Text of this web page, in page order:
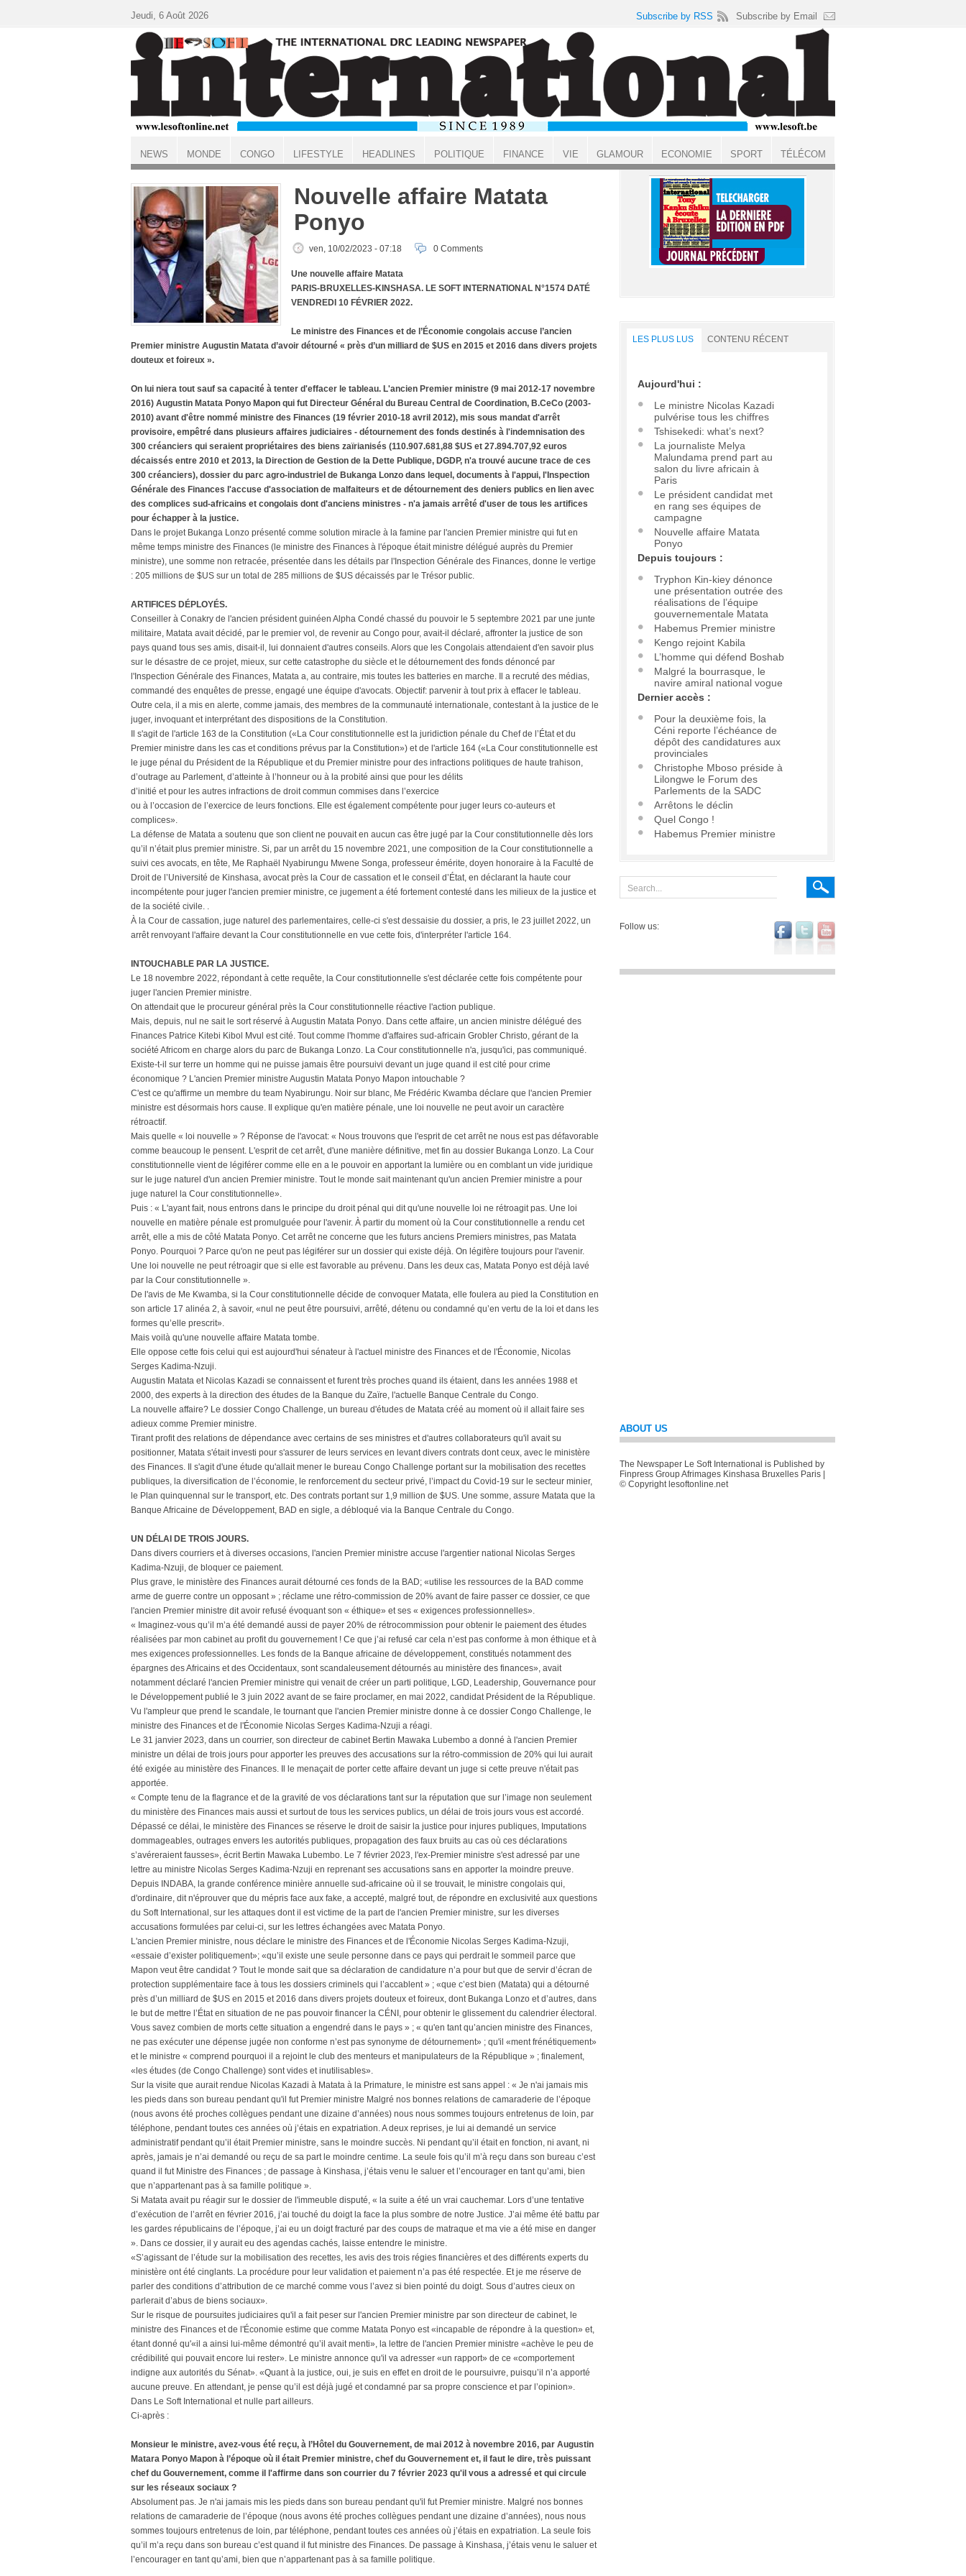
ACCUEIL
Nouvelle affaire Matata
Ponyo
ven, 10/02/2023 - 07:18 0 Comments
Une nouvelle affaire Matata
PARIS-BRUXELLES-KINSHASA. LE SOFT INTERNATIONAL N°1574 DATÉ
VENDREDI 10 FÉVRIER 2022.
Le ministre des Finances et de l’Économie congolais accuse l’ancien
Premier ministre Augustin Matata d’avoir détourné « près d’un milliard de $US en 2015 et 2016 dans divers projets
douteux et foireux ».
On lui niera tout sauf sa capacité à tenter d'effacer le tableau. L'ancien Premier ministre (9 mai 2012-17 novembre
2016) Augustin Matata Ponyo Mapon qui fut Directeur Général du Bureau Central de Coordination, B.CeCo (2003-
2010) avant d'être nommé ministre des Finances (19 février 2010-18 avril 2012), mis sous mandat d'arrêt
provisoire, empêtré dans plusieurs affaires judiciaires - détournement des fonds destinés à l'indemnisation des
300 créanciers qui seraient propriétaires des biens zaïrianisés (110.907.681,88 $US et 27.894.707,92 euros
décaissés entre 2010 et 2013, la Direction de Gestion de la Dette Publique, DGDP, n'a trouvé aucune trace de ces
300 créanciers), dossier du parc agro-industriel de Bukanga Lonzo dans lequel, documents à l'appui, l'Inspection
Générale des Finances l'accuse d'association de malfaiteurs et de détournement des deniers publics en lien avec
des complices sud-africains et congolais dont d'anciens ministres - n'a jamais arrêté d'user de tous les artifices
pour échapper à la justice.
Dans le projet Bukanga Lonzo présenté comme solution miracle à la famine par l'ancien Premier ministre qui fut en
même temps ministre des Finances (le ministre des Finances à l'époque était ministre délégué auprès du Premier
ministre), une somme non retracée, présentée dans les détails par l'Inspection Générale des Finances, donne le vertige
: 205 millions de $US sur un total de 285 millions de $US décaissés par le Trésor public.
ARTIFICES DÉPLOYÉS.
Conseiller à Conakry de l'ancien président guinéen Alpha Condé chassé du pouvoir le 5 septembre 2021 par une junte
militaire, Matata avait décidé, par le premier vol, de revenir au Congo pour, avait-il déclaré, affronter la justice de son
pays quand tous ses amis, disait-il, lui donnaient d'autres conseils. Alors que les Congolais attendaient d'en savoir plus
sur le désastre de ce projet, mieux, sur cette catastrophe du siècle et le détournement des fonds dénoncé par
l'Inspection Générale des Finances, Matata a, au contraire, mis toutes les batteries en marche. Il a recruté des médias,
commandé des enquêtes de presse, engagé une équipe d'avocats. Objectif: parvenir à tout prix à effacer le tableau.
Outre cela, il a mis en alerte, comme jamais, des membres de la communauté internationale, contestant à la justice de le
juger, invoquant et interprétant des dispositions de la Constitution.
Il s'agit de l'article 163 de la Constitution («La Cour constitutionnelle est la juridiction pénale du Chef de l’État et du
Premier ministre dans les cas et conditions prévus par la Constitution») et de l'article 164 («La Cour constitutionnelle est
le juge pénal du Président de la République et du Premier ministre pour des infractions politiques de haute trahison,
d’outrage au Parlement, d’atteinte à l’honneur ou à la probité ainsi que pour les délits
d’initié et pour les autres infractions de droit commun commises dans l’exercice
ou à l’occasion de l’exercice de leurs fonctions. Elle est également compétente pour juger leurs co-auteurs et
complices».
La défense de Matata a soutenu que son client ne pouvait en aucun cas être jugé par la Cour constitutionnelle dès lors
qu’il n’était plus premier ministre. Si, par un arrêt du 15 novembre 2021, une composition de la Cour constitutionnelle a
suivi ces avocats, en tête, Me Raphaël Nyabirungu Mwene Songa, professeur émérite, doyen honoraire à la Faculté de
Droit de l’Université de Kinshasa, avocat près la Cour de cassation et le conseil d’État, en déclarant la haute cour
incompétente pour juger l'ancien premier ministre, ce jugement a été fortement contesté dans les milieux de la justice et
de la société civile. .
À la Cour de cassation, juge naturel des parlementaires, celle-ci s'est dessaisie du dossier, a pris, le 23 juillet 2022, un
arrêt renvoyant l'affaire devant la Cour constitutionnelle en vue cette fois, d'interpréter l'article 164.
INTOUCHABLE PAR LA JUSTICE.
Le 18 novembre 2022, répondant à cette requête, la Cour constitutionnelle s'est déclarée cette fois compétente pour
juger l'ancien Premier ministre.
On attendait que le procureur général près la Cour constitutionnelle réactive l'action publique.
Mais, depuis, nul ne sait le sort réservé à Augustin Matata Ponyo. Dans cette affaire, un ancien ministre délégué des
Finances Patrice Kitebi Kibol Mvul est cité. Tout comme l'homme d'affaires sud-africain Grobler Christo, gérant de la
société Africom en charge alors du parc de Bukanga Lonzo. La Cour constitutionnelle n'a, jusqu'ici, pas communiqué.
Existe-t-il sur terre un homme qui ne puisse jamais être poursuivi devant un juge quand il est cité pour crime
économique ? L'ancien Premier ministre Augustin Matata Ponyo Mapon intouchable ?
C'est ce qu'affirme un membre du team Nyabirungu. Noir sur blanc, Me Frédéric Kwamba déclare que l'ancien Premier
ministre est désormais hors cause. Il explique qu'en matière pénale, une loi nouvelle ne peut avoir un caractère
rétroactif.
Mais quelle « loi nouvelle » ? Réponse de l'avocat: « Nous trouvons que l'esprit de cet arrêt ne nous est pas défavorable
comme beaucoup le pensent. L'esprit de cet arrêt, d'une manière définitive, met fin au dossier Bukanga Lonzo. La Cour
constitutionnelle vient de légiférer comme elle en a le pouvoir en apportant la lumière ou en comblant un vide juridique
sur le juge naturel d'un ancien Premier ministre. Tout le monde sait maintenant qu'un ancien Premier ministre a pour
juge naturel la Cour constitutionnelle».
Puis : « L'ayant fait, nous entrons dans le principe du droit pénal qui dit qu'une nouvelle loi ne rétroagit pas. Une loi
nouvelle en matière pénale est promulguée pour l'avenir. À partir du moment où la Cour constitutionnelle a rendu cet
arrêt, elle a mis de côté Matata Ponyo. Cet arrêt ne concerne que les futurs anciens Premiers ministres, pas Matata
Ponyo. Pourquoi ? Parce qu'on ne peut pas légiférer sur un dossier qui existe déjà. On légifère toujours pour l'avenir.
Une loi nouvelle ne peut rétroagir que si elle est favorable au prévenu. Dans les deux cas, Matata Ponyo est déjà lavé
par la Cour constitutionnelle ».
De l'avis de Me Kwamba, si la Cour constitutionnelle décide de convoquer Matata, elle foulera au pied la Constitution en
son article 17 alinéa 2, à savoir, «nul ne peut être poursuivi, arrêté, détenu ou condamné qu’en vertu de la loi et dans les
formes qu’elle prescrit».
Mais voilà qu'une nouvelle affaire Matata tombe.
Elle oppose cette fois celui qui est aujourd'hui sénateur à l'actuel ministre des Finances et de l'Économie, Nicolas
Serges Kadima-Nzuji.
Augustin Matata et Nicolas Kazadi se connaissent et furent très proches quand ils étaient, dans les années 1988 et
2000, des experts à la direction des études de la Banque du Zaïre, l'actuelle Banque Centrale du Congo.
La nouvelle affaire? Le dossier Congo Challenge, un bureau d'études de Matata créé au moment où il allait faire ses
adieux comme Premier ministre.
Tirant profit des relations de dépendance avec certains de ses ministres et d'autres collaborateurs qu'il avait su
positionner, Matata s'était investi pour s'assurer de leurs services en levant divers contrats dont ceux, avec le ministère
des Finances. Il s'agit d'une étude qu'allait mener le bureau Congo Challenge portant sur la mobilisation des recettes
publiques, la diversification de l’économie, le renforcement du secteur privé, l’impact du Covid-19 sur le secteur minier,
le Plan quinquennal sur le transport, etc. Des contrats portant sur 1,9 million de $US. Une somme, assure Matata que la
Banque Africaine de Développement, BAD en sigle, a débloqué via la Banque Centrale du Congo.
UN DÉLAI DE TROIS JOURS.
Dans divers courriers et à diverses occasions, l'ancien Premier ministre accuse l'argentier national Nicolas Serges
Kadima-Nzuji, de bloquer ce paiement.
Plus grave, le ministère des Finances aurait détourné ces fonds de la BAD; «utilise les ressources de la BAD comme
arme de guerre contre un opposant » ; réclame une rétro-commission de 20% avant de faire passer ce dossier, ce que
l'ancien Premier ministre dit avoir refusé évoquant son « éthique» et ses « exigences professionnelles».
« Imaginez-vous qu’il m’a été demandé aussi de payer 20% de rétrocommission pour obtenir le paiement des études
réalisées par mon cabinet au profit du gouvernement ! Ce que j’ai refusé car cela n’est pas conforme à mon éthique et à
mes exigences professionnelles. Les fonds de la Banque africaine de développement, constitués notamment des
épargnes des Africains et des Occidentaux, sont scandaleusement détournés au ministère des finances», avait
notamment déclaré l'ancien Premier ministre qui venait de créer un parti politique, LGD, Leadership, Gouvernance pour
le Développement publié le 3 juin 2022 avant de se faire proclamer, en mai 2022, candidat Président de la République.
Vu l'ampleur que prend le scandale, le tournant que l'ancien Premier ministre donne à ce dossier Congo Challenge, le
ministre des Finances et de l'Économie Nicolas Serges Kadima-Nzuji a réagi.
Le 31 janvier 2023, dans un courrier, son directeur de cabinet Bertin Mawaka Lubembo a donné à l'ancien Premier
ministre un délai de trois jours pour apporter les preuves des accusations sur la rétro-commission de 20% qui lui aurait
été exigée au ministère des Finances. Il le menaçait de porter cette affaire devant un juge si cette preuve n'était pas
apportée.
« Compte tenu de la flagrance et de la gravité de vos déclarations tant sur la réputation que sur l’image non seulement
du ministère des Finances mais aussi et surtout de tous les services publics, un délai de trois jours vous est accordé.
Dépassé ce délai, le ministère des Finances se réserve le droit de saisir la justice pour injures publiques, Imputations
dommageables, outrages envers les autorités publiques, propagation des faux bruits au cas où ces déclarations
s’avéreraient fausses», écrit Bertin Mawaka Lubembo. Le 7 février 2023, l'ex-Premier ministre s'est adressé par une
lettre au ministre Nicolas Serges Kadima-Nzuji en reprenant ses accusations sans en apporter la moindre preuve.
Depuis INDABA, la grande conférence minière annuelle sud-africaine où il se trouvait, le ministre congolais qui,
d'ordinaire, dit n'éprouver que du mépris face aux fake, a accepté, malgré tout, de répondre en exclusivité aux questions
du Soft International, sur les attaques dont il est victime de la part de l'ancien Premier ministre, sur les diverses
accusations formulées par celui-ci, sur les lettres échangées avec Matata Ponyo.
L'ancien Premier ministre, nous déclare le ministre des Finances et de l'Économie Nicolas Serges Kadima-Nzuji,
«essaie d’exister politiquement»; «qu’il existe une seule personne dans ce pays qui perdrait le sommeil parce que
Mapon veut être candidat ? Tout le monde sait que sa déclaration de candidature n’a pour but que de servir d’écran de
protection supplémentaire face à tous les dossiers criminels qui l’accablent » ; «que c’est bien (Matata) qui a détourné
près d’un milliard de $US en 2015 et 2016 dans divers projets douteux et foireux, dont Bukanga Lonzo et d’autres, dans
le but de mettre l’État en situation de ne pas pouvoir financer la CÉNI, pour obtenir le glissement du calendrier électoral.
Vous savez combien de morts cette situation a engendré dans le pays » ; « qu'en tant qu’ancien ministre des Finances,
ne pas exécuter une dépense jugée non conforme n’est pas synonyme de détournement» ; qu'il «ment frénétiquement»
et le ministre « comprend pourquoi il a rejoint le club des menteurs et manipulateurs de la République » ; finalement,
«les études (de Congo Challenge) sont vides et inutilisables».
Sur la visite que aurait rendue Nicolas Kazadi à Matata à la Primature, le ministre est sans appel : « Je n'ai jamais mis
les pieds dans son bureau pendant qu'il fut Premier ministre Malgré nos bonnes relations de camaraderie de l’époque
(nous avons été proches collègues pendant une dizaine d’années) nous nous sommes toujours entretenus de loin, par
téléphone, pendant toutes ces années où j’étais en expatriation. A deux reprises, je lui ai demandé un service
administratif pendant qu’il était Premier ministre, sans le moindre succès. Ni pendant qu’il était en fonction, ni avant, ni
après, jamais je n’ai demandé ou reçu de sa part le moindre centime. La seule fois qu’il m’à reçu dans son bureau c’est
quand il fut Ministre des Finances ; de passage à Kinshasa, j’étais venu le saluer et l’encourager en tant qu’ami, bien
que n’appartenant pas à sa famille politique ».
Si Matata avait pu réagir sur le dossier de l'immeuble disputé, « la suite a été un vrai cauchemar. Lors d’une tentative
d’exécution de l’arrêt en février 2016, j’ai touché du doigt la face la plus sombre de notre Justice. J’ai même été battu par
les gardes républicains de l’époque, j’ai eu un doigt fracturé par des coups de matraque et ma vie a été mise en danger
». Dans ce dossier, il y aurait eu des agendas cachés, laisse entendre le ministre.
«S’agissant de l’étude sur la mobilisation des recettes, les avis des trois régies financières et des différents experts du
ministère ont été cinglants. La procédure pour leur validation et paiement n’a pas été respectée. Et je me réserve de
parler des conditions d’attribution de ce marché comme vous l’avez si bien pointé du doigt. Sous d’autres cieux on
parlerait d’abus de biens sociaux».
Sur le risque de poursuites judiciaires qu'il a fait peser sur l'ancien Premier ministre par son directeur de cabinet, le
ministre des Finances et de l'Économie estime que comme Matata Ponyo est «incapable de répondre à la question» et,
étant donné qu'«il a ainsi lui-même démontré qu’il avait menti», la lettre de l'ancien Premier ministre «achève le peu de
crédibilité qui pouvait encore lui rester». Le ministre annonce qu'il va adresser «un rapport» de ce «comportement
indigne aux autorités du Sénat». «Quant à la justice, oui, je suis en effet en droit de le poursuivre, puisqu’il n’a apporté
aucune preuve. En attendant, je pense qu’il est déjà jugé et condamné par sa propre conscience et par l’opinion».
Dans Le Soft International et nulle part ailleurs.
Ci-après :
Monsieur le ministre, avez-vous été reçu, à l’Hôtel du Gouvernement, de mai 2012 à novembre 2016, par Augustin
Matara Ponyo Mapon à l’époque où il était Premier ministre, chef du Gouvernement et, il faut le dire, très puissant
chef du Gouvernement, comme il l'affirme dans son courrier du 7 février 2023 qu'il vous a adressé et qui circule
sur les réseaux sociaux ?
Absolument pas. Je n'ai jamais mis les pieds dans son bureau pendant qu'il fut Premier ministre. Malgré nos bonnes
relations de camaraderie de l’époque (nous avons été proches collègues pendant une dizaine d’années), nous nous
sommes toujours entretenus de loin, par téléphone, pendant toutes ces années où j’étais en expatriation. La seule fois
qu’il m’a reçu dans son bureau c’est quand il fut ministre des Finances. De passage à Kinshasa, j’étais venu le saluer et
l’encourager en tant qu’ami, bien que n’appartenant pas à sa famille politique.
LES PLUS LUS CONTENU RÉCENT
Aujourd'hui :
Le ministre Nicolas Kazadi
pulvérise tous les chiffres
Tshisekedi: what’s next?
La journaliste Melya
Malundama prend part au
salon du livre africain à
Paris
Le président candidat met
en rang ses équipes de
campagne
Nouvelle affaire Matata
Ponyo
Depuis toujours :
Tryphon Kin-kiey dénonce
une présentation outrée des
réalisations de l’équipe
gouvernementale Matata
Habemus Premier ministre
Kengo rejoint Kabila
L’homme qui défend Boshab
Malgré la bourrasque, le
navire amiral national vogue
Dernier accès :
Pour la deuxième fois, la
Céni reporte l’échéance de
dépôt des candidatures aux
provinciales
Christophe Mboso préside à
Lilongwe le Forum des
Parlements de la SADC
Arrêtons le déclin
Quel Congo !
Habemus Premier ministre
Follow us:
ABOUT US
The Newspaper Le Soft International is Published by
Finpress Group Afrimages Kinshasa Bruxelles Paris |
© Copyright lesoftonline.net
Jeudi, 6 Août 2026 Subscribe by RSS Subscribe by Email
NEWS MONDE CONGO LIFESTYLE HEADLINES POLITIQUE FINANCE VIE GLAMOUR ECONOMIE SPORT TÉLÉCOM